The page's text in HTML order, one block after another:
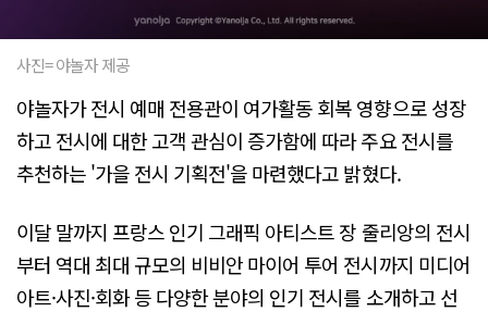
사진= 야놀자 제공
야놀자가 전시 예매 전용관이 여가활동 회복 영향으로 성장
하고 전시에 대한 고객 관심이 증가함에 따라 주요 전시를
추천하는 '가을 전시 기획전'을 마련했다고 밝혔다.
이달 말까지 프랑스 인기 그래픽 아티스트 장 줄리앙의 전시
부터 역대 최대 규모의 비비안 마이어 투어 전시까지 미디어
아트·사진·회화 등 다양한 분야의 인기 전시를 소개하고 선